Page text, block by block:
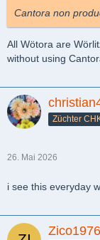
Cantora non
All Wötora are
without using
Züchter
26. Mai 2026
i see this everyday